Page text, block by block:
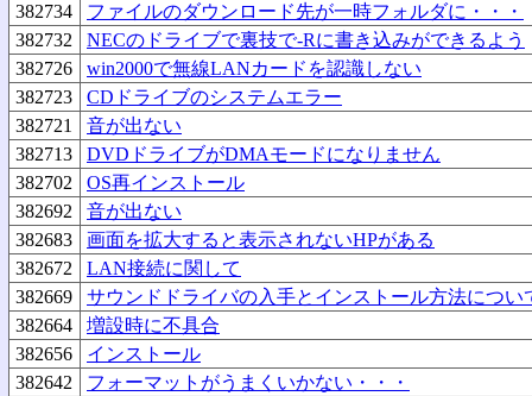
382734
ファイルのダウンロード先が一時フォルダに・・・
382732
NECのドライブで裏技で-Rに書き込みができるよう
382726
win2000で無線LANカードを認識しない
382723
CDドライブのシステムエラー
382721
音が出ない
382713
DVDドライブがDMAモードになりません
382702
OS再インストール
382692
音が出ない
382683
画面を拡大すると表示されないHPがある
382672
LAN接続に関して
382669
サウンドドライバの入手とインストール方法につい
382664
増設時に不具合
382656
インストール
382642
フォーマットがうまくいかない・・・